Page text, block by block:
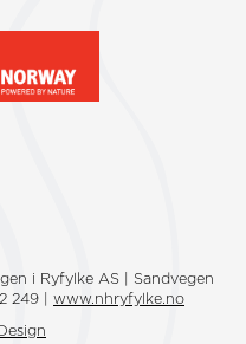
i Ryfylke AS | Sandvegen
249 | www.nhryfylke.no